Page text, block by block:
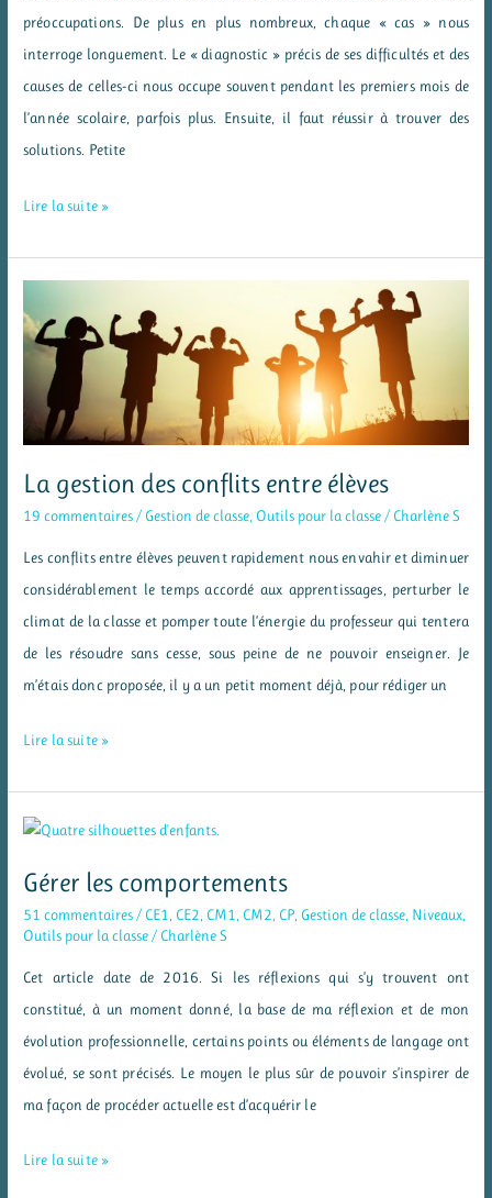
préoccupations. De plus en plus nombreux, chaque « cas » nous
interroge longuement. Le « diagnostic » précis de ses difficultés et des
causes de celles-ci nous occupe souvent pendant les premiers mois de
l’année scolaire, parfois plus. Ensuite, il faut réussir à trouver des
solutions. Petite
Élèves
Particuliers
EBEP
Lire la suite »
La gestion des conflits entre élèves
19 commentaires / Gestion de classe Outils pour la classe / Charlène S
Les conflits entre élèves peuvent rapidement nous envahir et diminuer
considérablement le temps accordé aux apprentissages, perturber le
climat de la classe et pomper toute l’énergie du professeur qui tentera
de les résoudre sans cesse, sous peine de ne pouvoir enseigner. Je
m’étais donc proposée, il y a un petit moment déjà, pour rédiger un
La
conflits
élèves
Lire la suite »
Gérer les comportements
51 commentaires / CE1 CE2 CM1 CM2 CP Gestion de classe Niveaux
Outils pour la classe / Charlène S
Cet article date de 2016. Si les réflexions qui s’y trouvent ont
constitué, à un moment donné, la base de ma réflexion et de mon
évolution professionnelle, certains points ou éléments de langage ont
évolué, se sont précisés. Le moyen le plus sûr de pouvoir s’inspirer de
ma façon de procéder actuelle est d’acquérir le
Gérer
Lire la suite »